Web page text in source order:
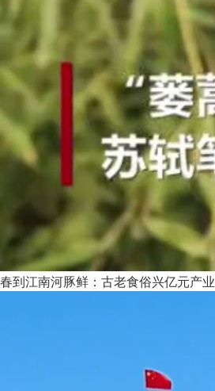
春到江南河豚鲜：古老食俗兴亿元产业